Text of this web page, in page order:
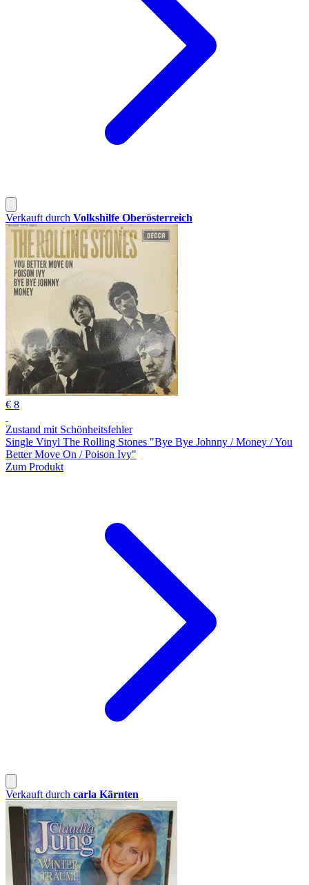
Verkauft durch Volkshilfe Oberösterreich
€ 8
Zustand mit Schönheitsfehler
Single Vinyl The Rolling Stones "Bye Bye Johnny / Money / You
Better Move On / Poison Ivy"
Zum Produkt
Verkauft durch carla Kärnten